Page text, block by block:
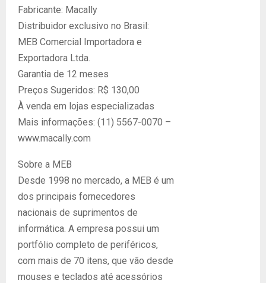
Fabricante: Macally
Distribuidor exclusivo no Brasil:
MEB Comercial Importadora e
Exportadora Ltda.
Garantia de 12 meses
Preços Sugeridos: R$ 130,00
À venda em lojas especializadas
Mais informações: (11) 5567-0070 –
www.macally.com
Sobre a MEB
Desde 1998 no mercado, a MEB é um
dos principais fornecedores
nacionais de suprimentos de
informática. A empresa possui um
portfólio completo de periféricos,
com mais de 70 itens, que vão desde
mouses e teclados até acessórios